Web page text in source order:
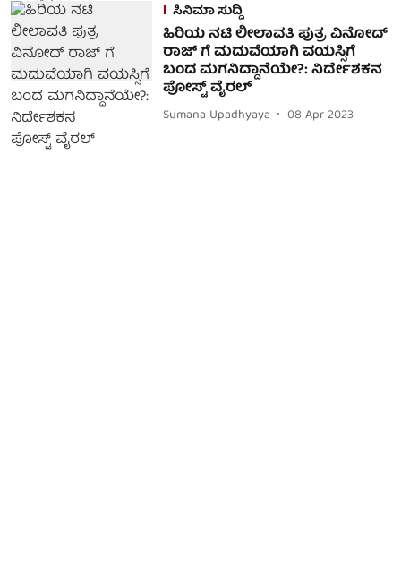
ಸಿನಿಮಾ ಸುದ್ದಿ
ಹಿರಿಯ ನಟಿ ಲೀಲಾವತಿ ಪುತ್ರ ವಿನೋದ್
ರಾಜ್ ಗೆ ಮದುವೆಯಾಗಿ ವಯಸ್ಸಿಗೆ
ಬಂದ ಮಗನಿದ್ದಾನೆಯೇ?: ನಿರ್ದೇಶಕನ
ಪೋಸ್ಟ್ ವೈರಲ್
Sumana Upadhyaya 08 Apr 2023